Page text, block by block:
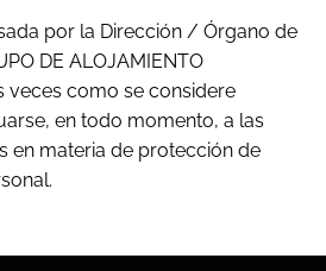
por la Dirección / Órgano de
DE ALOJAMIENTO
veces como se considere
en todo momento, a las
en materia de protección de